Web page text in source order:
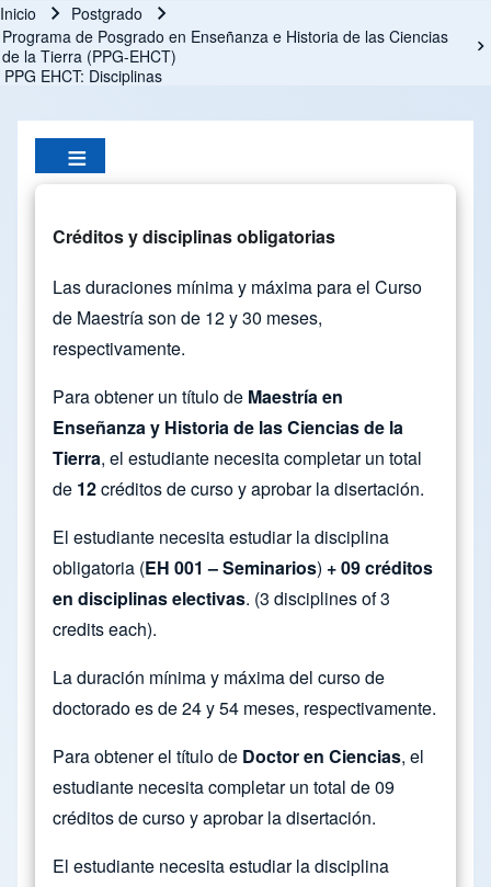
Ruta de navegación
Inicio
Postgrado
Programa de Posgrado en Enseñanza e Historia de las Ciencias
de la Tierra (PPG-EHCT)
PPG EHCT: Disciplinas
Créditos y disciplinas obligatorias
Las duraciones mínima y máxima para el Curso
de Maestría son de 12 y 30 meses,
respectivamente.
Para obtener un título de Maestría en
Enseñanza y Historia de las Ciencias de la
Tierra, el estudiante necesita completar un total
de 12créditos de curso y aprobar la disertación.
El estudiante necesita estudiar la disciplina
obligatoria (EH 001 – Seminarios) + 09 créditos
en disciplinas electivas. (3 disciplines of 3
credits each).
La duración mínima y máxima del curso de
doctorado es de 24 y 54 meses, respectivamente.
Para obtener el título de Doctor en Ciencias, el
estudiante necesita completar un total de 09
créditos de curso y aprobar la disertación.
El estudiante necesita estudiar la disciplina